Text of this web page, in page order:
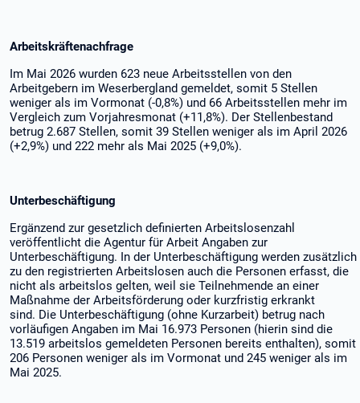
Arbeitskräftenachfrage
Im Mai 2026 wurden 623 neue Arbeitsstellen von den
Arbeitgebern im Weserbergland gemeldet, somit 5 Stellen
weniger als im Vormonat (-0,8%) und 66 Arbeitsstellen mehr im
Vergleich zum Vorjahresmonat (+11,8%). Der Stellenbestand
betrug 2.687 Stellen, somit 39 Stellen weniger als im April 2026
(+2,9%) und 222 mehr als Mai 2025 (+9,0%).
Unterbeschäftigung
Ergänzend zur gesetzlich definierten Arbeitslosenzahl
veröffentlicht die Agentur für Arbeit Angaben zur
Unterbeschäftigung. In der Unterbeschäftigung werden zusätzlich
zu den registrierten Arbeitslosen auch die Personen erfasst, die
nicht als arbeitslos gelten, weil sie Teilnehmende an einer
Maßnahme der Arbeitsförderung oder kurzfristig erkrankt
sind. Die Unterbeschäftigung (ohne Kurzarbeit) betrug nach
vorläufigen Angaben im Mai 16.973 Personen (hierin sind die
13.519 arbeitslos gemeldeten Personen bereits enthalten), somit
206 Personen weniger als im Vormonat und 245 weniger als im
Mai 2025.